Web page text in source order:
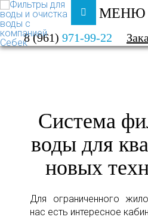
МЕНЮ
8 (961) 971-99-22
ФИЛЬТРЫ ДЛЯ ВОДЫ И
КАТАЛОГ
Система
воды для
новых
Для ограниченного
нас есть интересное